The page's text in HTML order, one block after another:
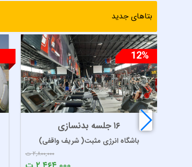
بتاهای جدید
۱۶ جلسه بدنسازی
باشگاه انرژی مثبت( شریف واقفی)
12%
۲,۸۰۰,۰۰۰ ت